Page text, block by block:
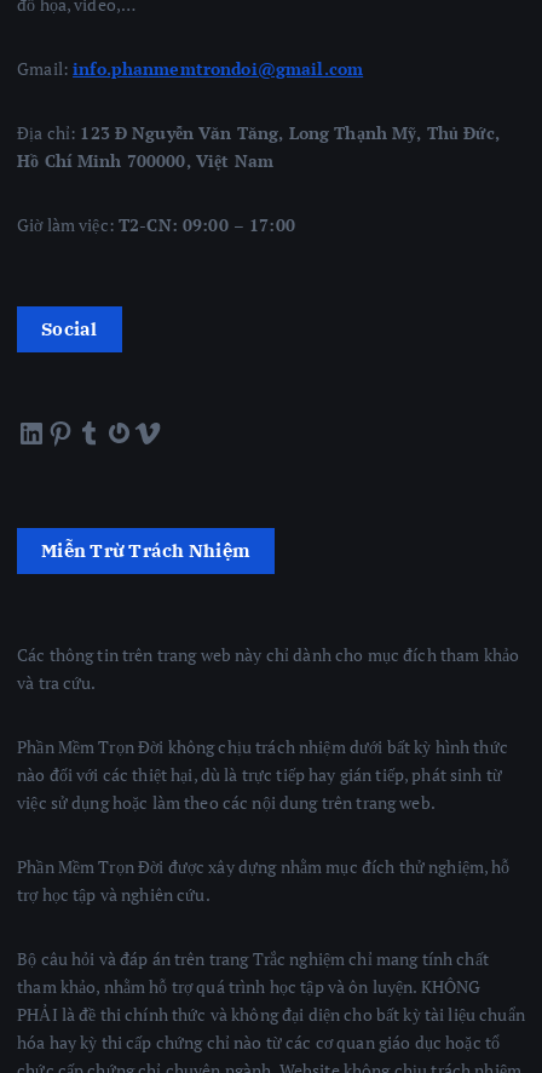
Gmail:info.phanmemtrondoi@gmail.com
Địa chỉ: 123 Đ Nguyễn Văn Tăng, Long Thạnh Mỹ, Thủ Đức,
Hồ Chí Minh 700000, Việt Nam
Giờ làm việc:T2-CN: 09:00 – 17:00
Social
LinkedIn Pinterest Tumblr Gravatar Vimeo
Miễn Trừ Trách Nhiệm
Các thông tin trên trang web này chỉ dành cho mục đích tham khảo
và tra cứu.
Phần Mềm Trọn Đời không chịu trách nhiệm dưới bất kỳ hình thức
nào đối với các thiệt hại, dù là trực tiếp hay gián tiếp, phát sinh từ
việc sử dụng hoặc làm theo các nội dung trên trang web.
Phần Mềm Trọn Đời được xây dựng nhằm mục đích thử nghiệm, hỗ
trợ học tập và nghiên cứu.
Bộ câu hỏi và đáp án trên trang Trắc nghiệm chỉ mang tính chất
tham khảo, nhằm hỗ trợ quá trình học tập và ôn luyện. KHÔNG
PHẢI là đề thi chính thức và không đại diện cho bất kỳ tài liệu chuẩn
hóa hay kỳ thi cấp chứng chỉ nào từ các cơ quan giáo dục hoặc tổ